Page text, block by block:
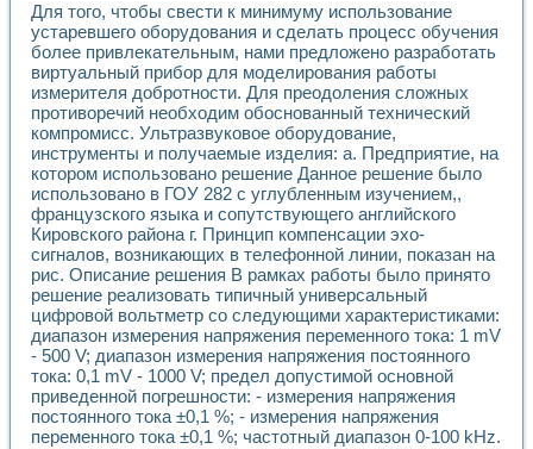
Для того, чтобы свести к минимуму использование
устаревшего оборудования и сделать процесс обучения
более привлекательным, нами предложено разработать
виртуальный прибор для моделирования работы
измерителя добротности. Для преодоления сложных
противоречий необходим обоснованный технический
компромисс. Ультразвуковое оборудование,
инструменты и получаемые изделия: а. Предприятие, на
котором использовано решение Данное решение было
использовано в ГОУ 282 с углубленным изучением,,
французского языка и сопутствующего английского
Кировского района г. Принцип компенсации эхо-
сигналов, возникающих в телефонной линии, показан на
рис. Описание решения В рамках работы было принято
решение реализовать типичный универсальный
цифровой вольтметр со следующими характеристиками:
диапазон измерения напряжения переменного тока: 1 mV
- 500 V; диапазон измерения напряжения постоянного
тока: 0,1 mV - 1000 V; предел допустимой основной
приведенной погрешности: - измерения напряжения
постоянного тока ±0,1 %; - измерения напряжения
переменного тока ±0,1 %; частотный диапазон 0-100 kHz.